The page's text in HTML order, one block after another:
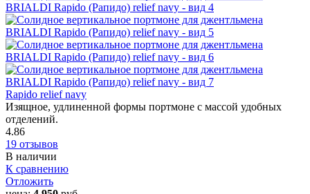
Rapido relief navy
Изящное, удлиненной формы портмоне с массой удобных
отделений.
4.86
19 отзывов
В наличии
К сравнению
Отложить